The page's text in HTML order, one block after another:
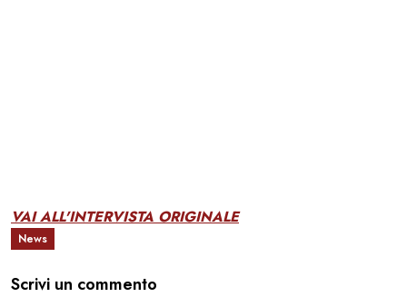
VAI ALL'INTERVISTA ORIGINALE
News
Scrivi un commento